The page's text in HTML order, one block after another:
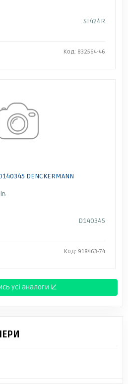
SI424R
Код: 832564-46
DENCKERMANN
D140345
Код: 918463-74
усі аналоги ↓